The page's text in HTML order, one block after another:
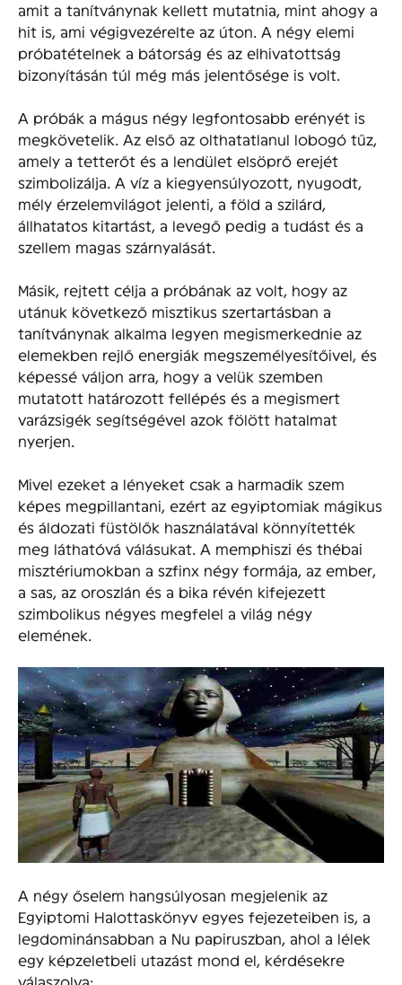
amit a tanítványnak kellett mutatnia, mint ahogy a
hit is, ami végigvezérelte az úton. A négy elemi
próbatételnek a bátorság és az elhivatottság
bizonyításán túl még más jelentősége is volt.
A próbák a mágus négy legfontosabb erényét is
megkövetelik. Az első az olthatatlanul lobogó tűz,
amely a tetterőt és a lendület elsöprő erejét
szimbolizálja. A víz a kiegyensúlyozott, nyugodt,
mély érzelemvilágot jelenti, a föld a szilárd,
állhatatos kitartást, a levegő pedig a tudást és a
szellem magas szárnyalását.
Másik, rejtett célja a próbának az volt, hogy az
utánuk következő misztikus szertartásban a
tanítványnak alkalma legyen megismerkednie az
elemekben rejlő energiák megszemélyesítőivel, és
képessé váljon arra, hogy a velük szemben
mutatott határozott fellépés és a megismert
varázsigék segítségével azok fölött hatalmat
nyerjen.
Mivel ezeket a lényeket csak a harmadik szem
képes megpillantani, ezért az egyiptomiak mágikus
és áldozati füstölők használatával könnyítették
meg láthatóvá válásukat. A memphiszi és thébai
misztériumokban a szfinx négy formája, az ember,
a sas, az oroszlán és a bika révén kifejezett
szimbolikus négyes megfelel a világ négy
elemének.
A négy őselem hangsúlyosan megjelenik az
Egyiptomi Halottaskönyv egyes fejezeteiben is, a
legdominánsabban a Nu papiruszban, ahol a lélek
egy képzeletbeli utazást mond el, kérdésekre
válaszolva: